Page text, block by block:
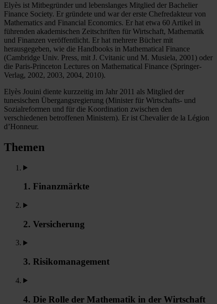
Elyès ist Mitbegründer und lebenslanges Mitglied der Bachelier
Finance Society. Er gründete und war der erste Chefredakteur von
Mathematics and Financial Economics. Er hat etwa 60 Artikel in
führenden akademischen Zeitschriften für Wirtschaft, Mathematik
und Finanzen veröffentlicht. Er hat mehrere Bücher mit
herausgegeben, wie die Handbooks in Mathematical Finance
(Cambridge Univ. Press, mit J. Cvitanic und M. Musiela, 2001) oder
die Paris-Princeton Lectures on Mathematical Finance (Springer-
Verlag, 2002, 2003, 2004, 2010).
Elyès Jouini diente kurzzeitig im Jahr 2011 als Mitglied der
tunesischen Übergangsregierung (Minister für Wirtschafts- und
Sozialreformen und für die Koordination zwischen den
verschiedenen betroffenen Ministern). Er ist Chevalier de la Légion
d’Honneur.
Themen
1. Finanzmärkte
2. Versicherung
3. Risikomanagement
4. Die Rolle der Mathematik in der Wirtschaft